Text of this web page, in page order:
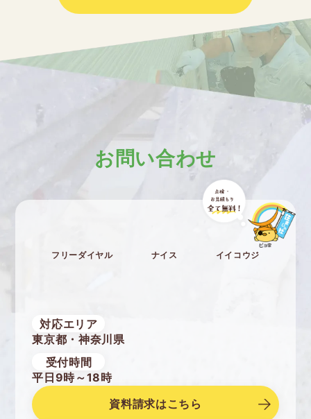
お問い合わせ
フリーダイヤル ナイス イイコウジ
対応エリア
東京都・神奈川県
受付時間
平日9時～18時
資料請求はこちら